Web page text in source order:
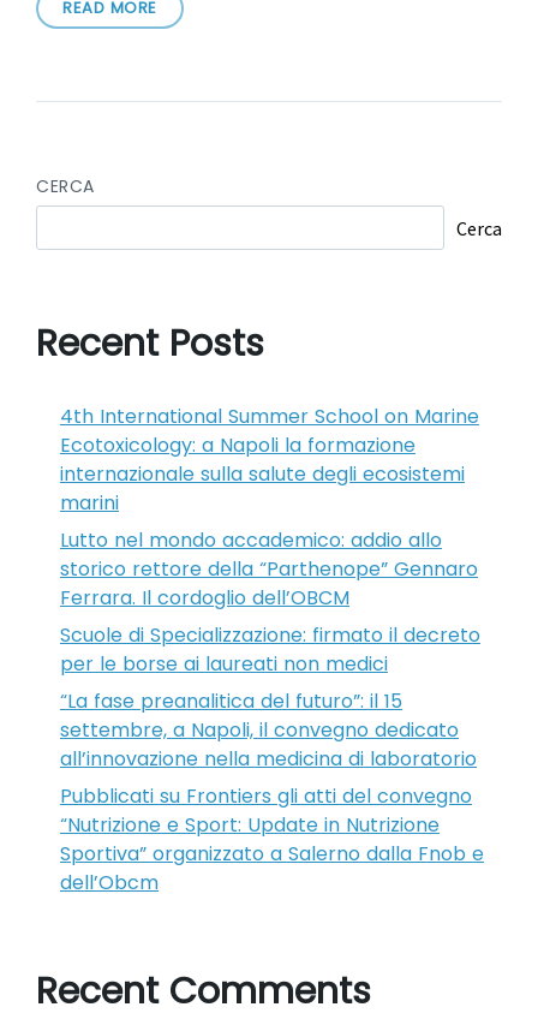
READ MORE
CERCA
Cerca
Recent Posts
4th International Summer School on Marine
Ecotoxicology: a Napoli la formazione
internazionale sulla salute degli ecosistemi
marini
Lutto nel mondo accademico: addio allo
storico rettore della “Parthenope” Gennaro
Ferrara. Il cordoglio dell’OBCM
Scuole di Specializzazione: firmato il decreto
per le borse ai laureati non medici
“La fase preanalitica del futuro”: il 15
settembre, a Napoli, il convegno dedicato
all’innovazione nella medicina di laboratorio
Pubblicati su Frontiers gli atti del convegno
“Nutrizione e Sport: Update in Nutrizione
Sportiva” organizzato a Salerno dalla Fnob e
dell’Obcm
Recent Comments